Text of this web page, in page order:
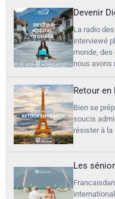
Devenir
La radio
interviewé
monde, des
nous avons
Retour en
Bien se
soucis
résister à
Les